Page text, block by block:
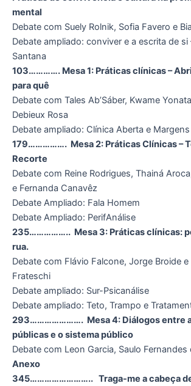
mental
Debate com Suely Rolnik, Sofia Favero e
Debate ampliado: conviver e a escrita de si
Santana
103…………. Mesa 1: Práticas clínicas –
para quê
Debate com Tales Ab’Sáber, Kwame
Debieux Rosa
Debate ampliado: Clínica Aberta e
179……………. Mesa 2: Práticas Clínicas –
Recorte
Debate com Reine Rodrigues, Thainá
e Fernanda Canavêz
Debate Ampliado: Fala Homem
Debate Ampliado: PerifAnálise
235…………….. Mesa 3: Práticas clínicas:
rua.
Debate com Flávio Falcone, Jorge Broide e
Frateschi
Debate ampliado: Sur-Psicanálise
Debate ampliado: Teto, Trampo e
293…………………. Mesa 4: Diálogos entre
públicas e o sistema público
Debate com Leon Garcia, Saulo Fernandes
Anexo
345…………………….. Traga-me a cabeça